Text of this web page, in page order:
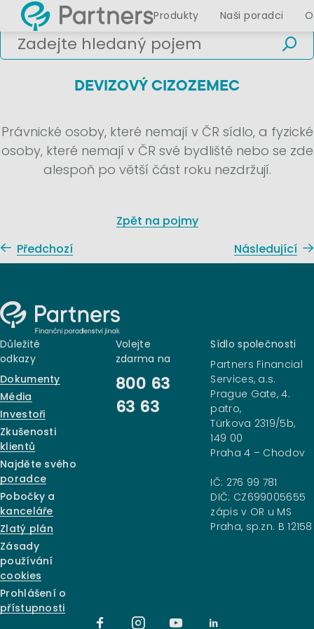
Produkty Naši poradci
DEVIZOVÝ CIZOZEMEC
Právnické osoby, které nemají v ČR sídlo, a fyzické
osoby, které nemají v ČR své bydliště nebo se zde
alespoň po větší část roku nezdržují.
Zpět na pojmy
Předchozí
Následující
Důležité
odkazy
Dokumenty
Média
Investoři
Zkušenosti
klientů
Najděte svého
poradce
Pobočky a
kanceláře
Zlatý plán
Zásady
používání
cookies
Prohlášení o
přístupnosti
Volejte
zdarma na
800 63
63 63
Sídlo společnosti
Partners Financial
Services, a.s.
Prague Gate, 4.
patro,
Türkova 2319/5b,
149 00
Praha 4 – Chodov
IČ: 276 99 781
DIČ: CZ699005655
zápis v OR u MS
Praha, sp.zn. B 12158